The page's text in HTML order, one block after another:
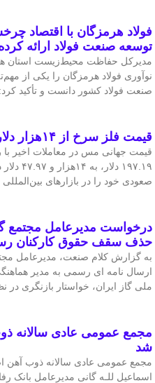
فولاد هرمزگان با اقتصاد
توسعه صنعت فولاد ارائه
مدیرکل حفاظت محیط‌زیست استان
نوآوری فولاد هرمزگان را یکی از
صنعت فولاد کشور دانست و تأکید
قیمت فلز سرخ از ۱۴هزار دلار در هر تن عبور کرد
۱۹۷.۱۹
صعودی خود را در بازارهای
درخواست مدیرعامل مجتمع
حذف سقف حقوق کارکنان
به گزارش کلام صنعت، مدیرعامل
ارسال نامه ای رسمی به مدیر
ملی گاز ایران، خواستار بازنگری در
مجمع عمومی عادی سالانه
شد
مجمع عمومی عادی سالانه ذوب آهن
اسماعیل للـه گانی مدیرعامل بانک